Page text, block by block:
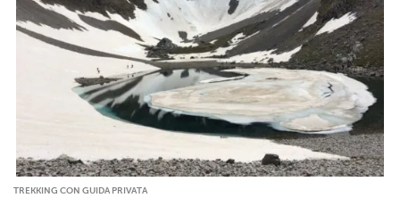
TREKKING CON GUIDA PRIVATA